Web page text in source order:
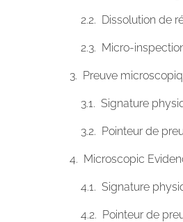
Dissolution de
Micro-
Preuve
Signature
Pointeur de
Microscopic
Signature
Pointeur de